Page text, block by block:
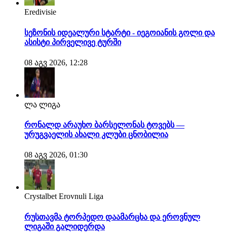
Eredivisie
სეზონის იდეალური სტარტი - იეგოიანის გოლი და
ასისტი პირველივე ტურში
08 აგვ 2026, 12:28
ლა ლიგა
რონალდ არაუხო ბარსელონას ტოვებს —
ურუგვაელის ახალი კლუბი ცნობილია
08 აგვ 2026, 01:30
Crystalbet Erovnuli Liga
რუსთავმა ტორპედო დაამარცხა და ეროვნულ
ლიგაში გალიდერდა